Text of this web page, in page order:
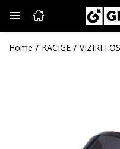
PRIJAVA
Home KACIGE VIZIRI I